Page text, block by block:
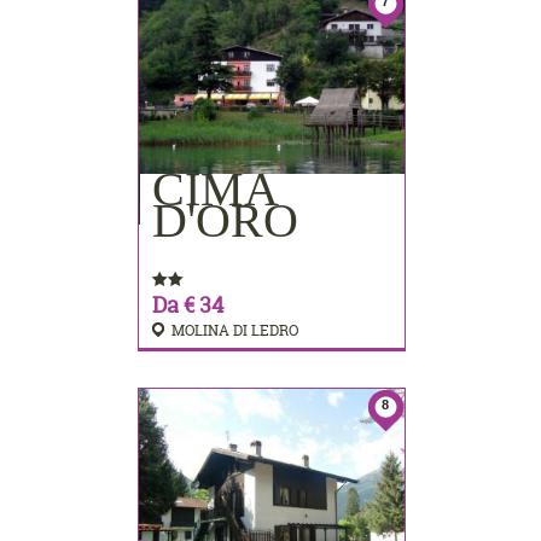
CIMA
D'ORO
Da € 34
MOLINA DI LEDRO
PRENOTA
8